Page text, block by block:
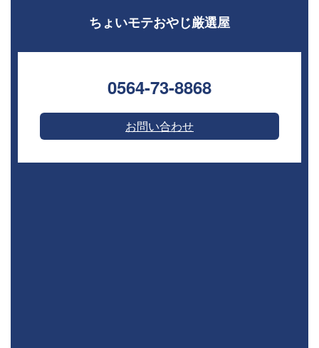
ちょいモテおやじ厳選屋
0564-73-8868⁣
お問い合わせ